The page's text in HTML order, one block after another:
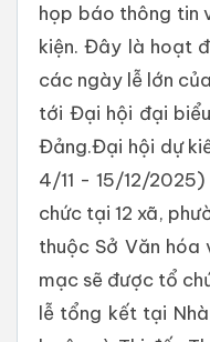
họp báo thông tin
kiện. Đây là hoạt
các ngày lễ lớn
tới Đại hội đại
Đảng.Đại hội dự
4/11 - 15/12/
chức tại 12 xã,
thuộc Sở Văn hóa
mạc sẽ được tổ
lễ tổng kết tại